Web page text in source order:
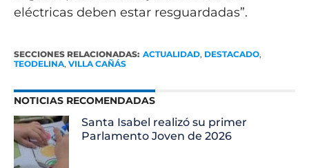
eléctricas deben estar resguardadas”.
SECCIONES RELACIONADAS: ACTUALIDAD, DESTACADO,
TEODELINA, VILLA CAÑÁS
NOTICIAS RECOMENDADAS
Santa Isabel realizó su primer
Parlamento Joven de 2026